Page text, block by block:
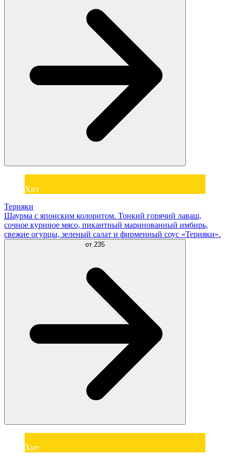
Хит
Терияки
Шаурма с японским колоритом. Тонкий горячий лаваш,
сочное куриное мясо, пикантный маринованный имбирь,
свежие огурцы, зеленый салат и фирменный соус «Терияки».
от 235
Хит